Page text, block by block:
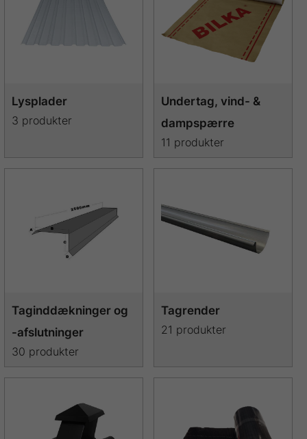
Lysplader
3 produkter
Undertag, vind- &
dampspærre
11 produkter
Taginddækninger og
-afslutninger
30 produkter
Tagrender
21 produkter